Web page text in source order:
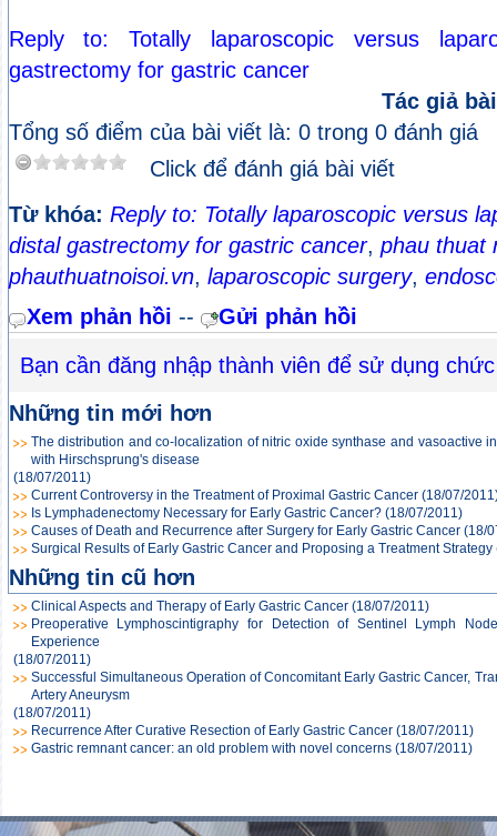
Reply to: Totally laparoscopic versus
gastrectomy for gastric cancer
Tác giả
Tổng số điểm của bài viết là: 0 trong 0 đánh giá
Click để đánh giá bài viết
Từ khóa: Reply to: Totally laparoscopic versus
distal gastrectomy for gastric cancer, phau thuat
phauthuatnoisoi.vn, laparoscopic surgery,
Xem phản hồi --
Gửi phản hồi
Bạn cần đăng nhập thành viên để sử dụng
Những tin mới hơn
The distribution and co-localization of nitric oxide synthase and vasoactive
with Hirschsprung's disease
(18/07/2011)
Current Controversy in the Treatment of Proximal Gastric Cancer (18/07/
Is Lymphadenectomy Necessary for Early Gastric Cancer? (18/07/2011)
Causes of Death and Recurrence after Surgery for Early Gastric Cancer (18/
Surgical Results of Early Gastric Cancer and Proposing a Treatment Strategy
Những tin cũ hơn
Clinical Aspects and Therapy of Early Gastric Cancer (18/07/2011)
Preoperative Lymphoscintigraphy for Detection of Sentinel Lymph
Experience
(18/07/2011)
Successful Simultaneous Operation of Concomitant Early Gastric Cancer,
Artery Aneurysm
(18/07/2011)
Recurrence After Curative Resection of Early Gastric Cancer (18/07/2011)
Gastric remnant cancer: an old problem with novel concerns (18/07/2011)